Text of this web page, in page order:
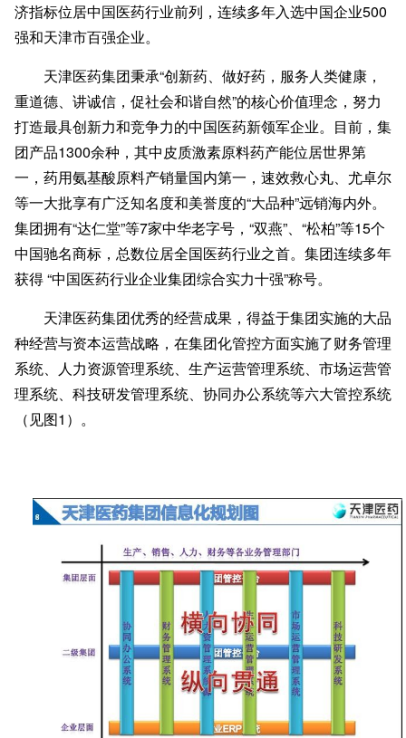
济指标位居中国医药行业前列，连续多年入选中国企业500
强和天津市百强企业。
天津医药集团秉承“创新药、做好药，服务人类健康，
重道德、讲诚信，促社会和谐自然”的核心价值理念，努力
打造最具创新力和竞争力的中国医药新领军企业。目前，集
团产品1300余种，其中皮质激素原料药产能位居世界第
一，药用氨基酸原料产销量国内第一，速效救心丸、尤卓尔
等一大批享有广泛知名度和美誉度的“大品种”远销海内外。
集团拥有“达仁堂”等7家中华老字号，“双燕”、“松柏”等15个
中国驰名商标，总数位居全国医药行业之首。集团连续多年
获得 “中国医药行业企业集团综合实力十强”称号。
天津医药集团优秀的经营成果，得益于集团实施的大品
种经营与资本运营战略，在集团化管控方面实施了财务管理
系统、人力资源管理系统、生产运营管理系统、市场运营管
理系统、科技研发管理系统、协同办公系统等六大管控系统
（见图1）。